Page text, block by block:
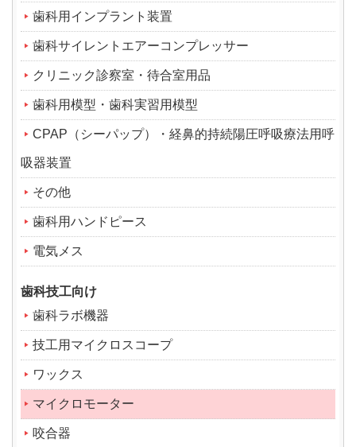
歯科用インプラント装置
歯科サイレントエアーコンプレッサー
クリニック診察室・待合室用品
歯科用模型・歯科実習用模型
CPAP（シーパップ）・経鼻的持続陽圧呼吸療法用呼
吸器装置
その他
歯科用ハンドピース
電気メス
歯科技工向け
歯科ラボ機器
技工用マイクロスコープ
ワックス
マイクロモーター
咬合器